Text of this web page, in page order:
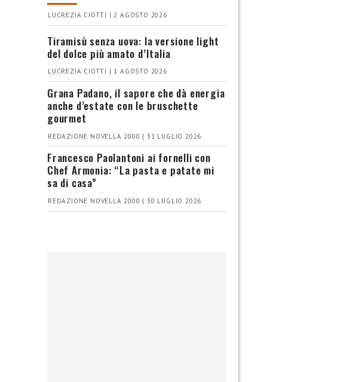
LUCREZIA CIOTTI | 2 AGOSTO 2026
Tiramisù senza uova: la versione light
del dolce più amato d’Italia
LUCREZIA CIOTTI | 1 AGOSTO 2026
Grana Padano, il sapore che dà energia
anche d’estate con le bruschette
gourmet
REDAZIONE NOVELLA 2000 | 31 LUGLIO 2026
Francesco Paolantoni ai fornelli con
Chef Armonia: “La pasta e patate mi
sa di casa”
REDAZIONE NOVELLA 2000 | 30 LUGLIO 2026